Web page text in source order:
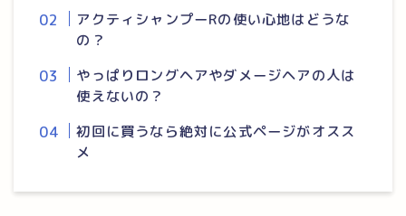
アクティシャンプーRの使い心地はどうな
の？
やっぱりロングヘアやダメージヘアの人は
使えないの？
初回に買うなら絶対に公式ページがオスス
メ